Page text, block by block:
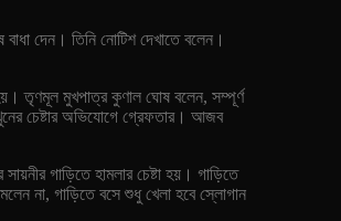
দেন। তিনি নোটিশ দেখাতে বলেন।
হয়। তৃণমূল মুখপাত্র কুণাল ঘোষ বলেন, সম্পূর্ণ
চেষ্টার অভিযোগে গ্রেফতার। আজব
গাড়িতে হামলার চেষ্টা হয়। গাড়িতে
না, গাড়িতে বসে শুধু খেলা হবে স্লোগান